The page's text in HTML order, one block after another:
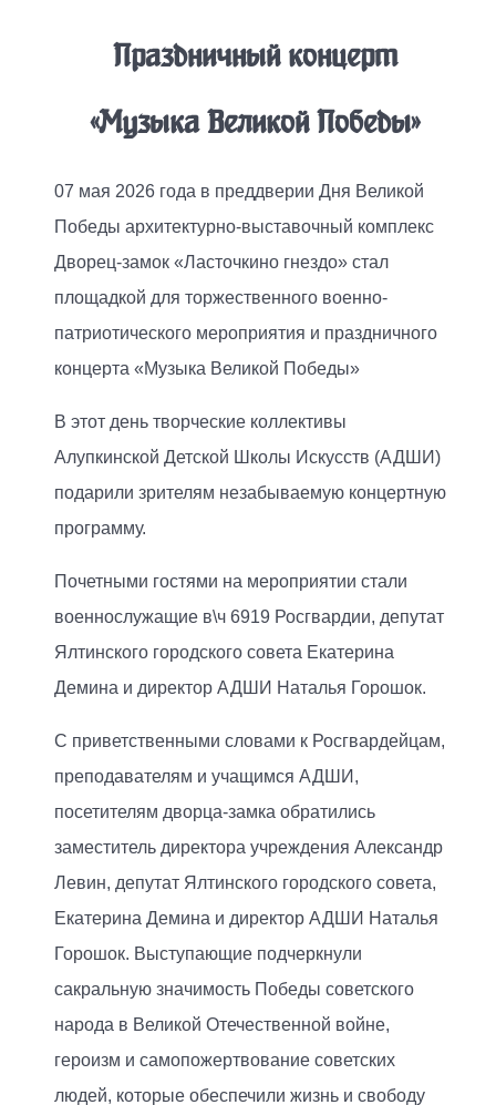
Праздничный концерт
«Музыка Великой Победы»
07 мая 2026 года в преддверии Дня Великой
Победы архитектурно-выставочный комплекс
Дворец-замок «Ласточкино гнездо» стал
площадкой для торжественного военно-
патриотического мероприятия и праздничного
концерта «Музыка Великой Победы»
В этот день творческие коллективы
Алупкинской Детской Школы Искусств (АДШИ)
подарили зрителям незабываемую концертную
программу.
Почетными гостями на мероприятии стали
военнослужащие в\ч 6919 Росгвардии, депутат
Ялтинского городского совета Екатерина
Демина и директор АДШИ Наталья Горошок.
С приветственными словами к Росгвардейцам,
преподавателям и учащимся АДШИ,
посетителям дворца-замка обратились
заместитель директора учреждения Александр
Левин, депутат Ялтинского городского совета,
Екатерина Демина и директор АДШИ Наталья
Горошок. Выступающие подчеркнули
сакральную значимость Победы советского
народа в Великой Отечественной войне,
героизм и самопожертвование советских
людей, которые обеспечили жизнь и свободу